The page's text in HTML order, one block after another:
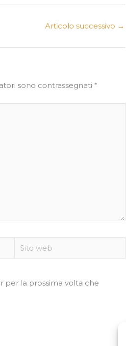
Articolo successivo →
sono contrassegnati *
Sito
web
per la prossima volta che